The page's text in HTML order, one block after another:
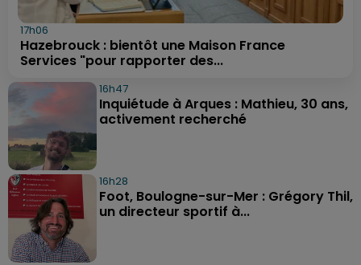
17h06
Hazebrouck : bientôt une Maison France
Services "pour rapporter des...
16h47
Inquiétude à Arques : Mathieu, 30 ans,
activement recherché
16h28
Foot, Boulogne-sur-Mer : Grégory Thil,
un directeur sportif à...